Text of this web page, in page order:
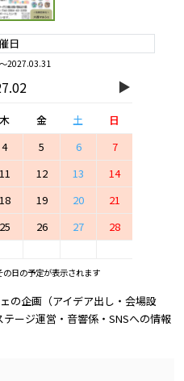
日
2027.03.31
▶
木 金 土
日
4 5 6
7
11 12 13
14
18 19 20
21
25 26 27 28
日の予定が表示されます
の企画（アイデア出し・会場設
ージ運営・音響係・SNSへの情報